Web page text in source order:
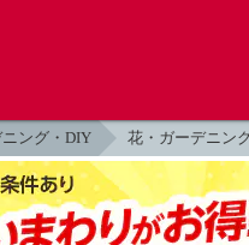
ング・DIY 花・ガーデニン